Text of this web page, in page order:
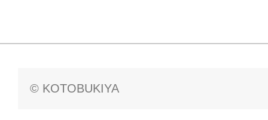
© KOTOBUKIYA